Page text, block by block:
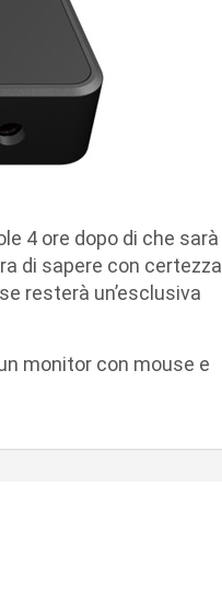
4 ore dopo di che sarà
di sapere con certezza
resterà un’esclusiva
monitor con mouse e